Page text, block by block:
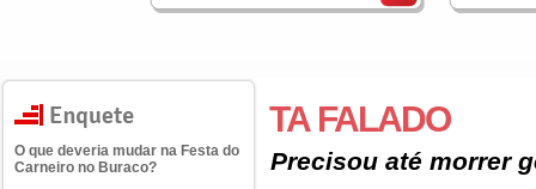
O que deveria mudar na Festa do
Carneiro no Buraco?
TA FALADO
Precisou até morrer